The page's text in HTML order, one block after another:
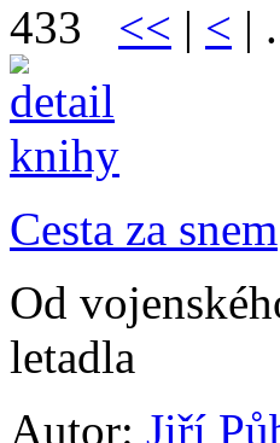
433 << | < |
Cesta za snem
Od
letadla
Autor: Jiří